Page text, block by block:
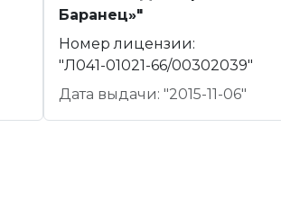
Баранец»"
Номер лицензии:
"Л041-01021-66/00302039"
Дата выдачи: "2015-11-06"